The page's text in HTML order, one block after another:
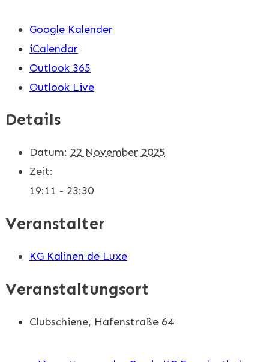
Google Kalender
iCalendar
Outlook 365
Outlook Live
Details
Datum: 22 November 2025
Zeit:
19:11 - 23:30
Veranstalter
KG Kalinen de Luxe
Veranstaltungsort
Clubschiene, Hafenstraße 64